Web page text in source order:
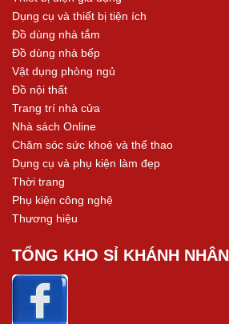
Dụng cụ và thiết bị tiện ích
Đồ dùng nhà tắm
Đồ dùng nhà bếp
Vật dụng phòng ngủ
Đồ nội thất
Trang trí nhà cửa
Nhà sách Online
Chăm sóc sức khoẻ và thể thao
Dụng cụ và phụ kiện làm đẹp
Thời trang
Phụ kiện công nghệ
Thương hiệu
TỔNG KHO SỈ KHÁNH NHÂN